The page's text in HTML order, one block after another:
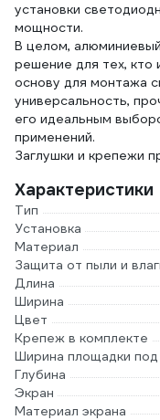
установки
мощности.
В целом,
решение для тех,
основу для монтажа
универсальность,
его идеальным
применений.
Заглушки и крепежи
Характеристики
Тип
Установка
Материал
Защита от пыли и
Длина
Ширина
Цвет
Крепеж в комплекте
Ширина площадки под
Глубина
Экран
Материал экрана